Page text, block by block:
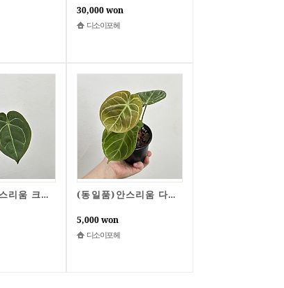
30,000 won
디소이포헤
(동일품)안스리움 크리스탈리넘 x 에게티 (동일품)안스리움 다크피쉬 x noid
5,000 won
디소이포헤